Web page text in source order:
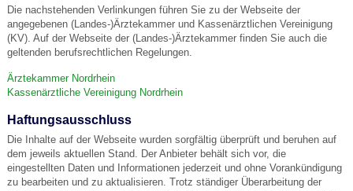
Die nachstehenden Verlinkungen führen Sie zu der Webseite der
angegebenen (Landes-)Ärztekammer und Kassenärztlichen Vereinigung
(KV). Auf der Webseite der (Landes-)Ärztekammer finden Sie auch die
geltenden berufsrechtlichen Regelungen.
Ärztekammer Nordrhein
Kassenärztliche Vereinigung Nordrhein
Haftungsausschluss
Die Inhalte auf der Webseite wurden sorgfältig überprüft und beruhen auf
dem jeweils aktuellen Stand. Der Anbieter behält sich vor, die
eingestellten Daten und Informationen jederzeit und ohne Vorankündigung
zu bearbeiten und zu aktualisieren. Trotz ständiger Überarbeitung der